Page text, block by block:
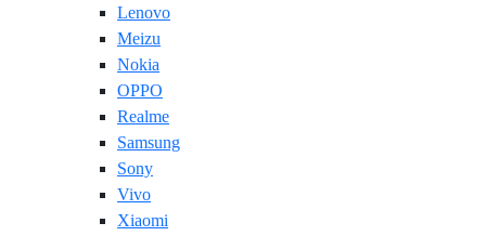
Lenovo
Meizu
Nokia
OPPO
Realme
Samsung
Sony
Vivo
Xiaomi